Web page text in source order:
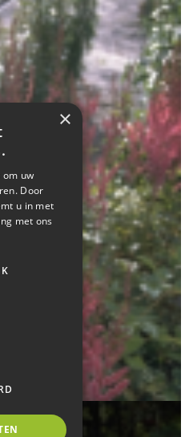
Ophorst'
×
om uw
Door
u in met
met ons